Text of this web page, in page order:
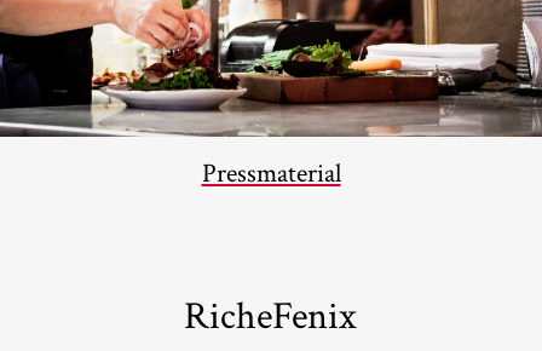
Pressmaterial
RicheFenix